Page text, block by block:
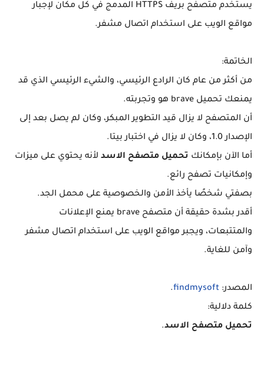
يستخدم متصفح بريف HTTPS المدمج في كل مكان لإجبار
مواقع الويب على استخدام اتصال مشفر.
الخاتمة:
من أكثر من عام كان الرادع الرئيسي، والشيء الرئيسي الذي قد
يمنعك تحميل brave هو وتجربته.
أن المتصفح لا يزال قيد التطوير المبكر، وكان لم يصل بعد إلى
الإصدار 1.0، وكان لا يزال في اختبار بيتا.
أما الآن بإمكانك تحميل متصفح الاسد لأنه يحتوي على ميزات
وإمكانيات تصفح رائع.
بصفتي شخصًا يأخذ الأمن والخصوصية على محمل الجد.
أقدر بشدة حقيقة أن متصفح brave يمنع الإعلانات
والمتتبعات، ويجبر مواقع الويب على استخدام اتصال مشفر
وآمن للغاية.
المصدر: findmysoft
.
كلمة دلالية:
تحميل متصفح الاسد.